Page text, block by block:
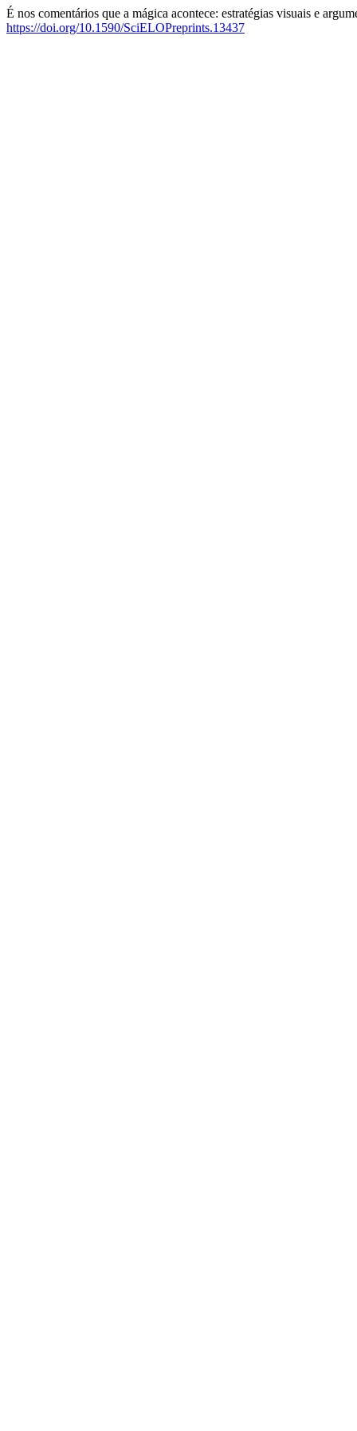
É nos comentários que a mágica acontece: estratégias visuais e
https://doi.org/10.1590/SciELOPreprints.13437